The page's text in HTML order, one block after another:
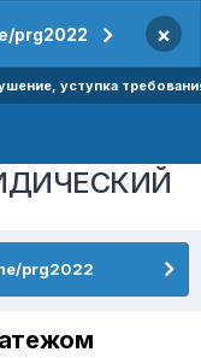
prg2022 ×
уступка
prg2022